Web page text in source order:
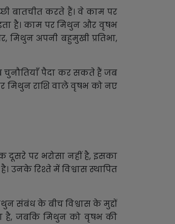
बातचीत करते हैं। वे काम पर
है। काम पर मिथुन और वृषभ
अपनी बहुमुखी प्रतिभा,
पैदा कर सकते हैं जब
मिथुन राशि वाले वृषभ को नए
दूसरे पर भरोसा नहीं है, इसका
रिश्ते में विश्वास स्थापित
संबंध के बीच विश्वास के मुद्दों
है, जबकि मिथुन को वृषभ की